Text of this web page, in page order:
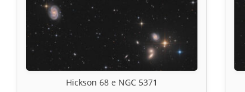
Hickson 68 e NGC 5371